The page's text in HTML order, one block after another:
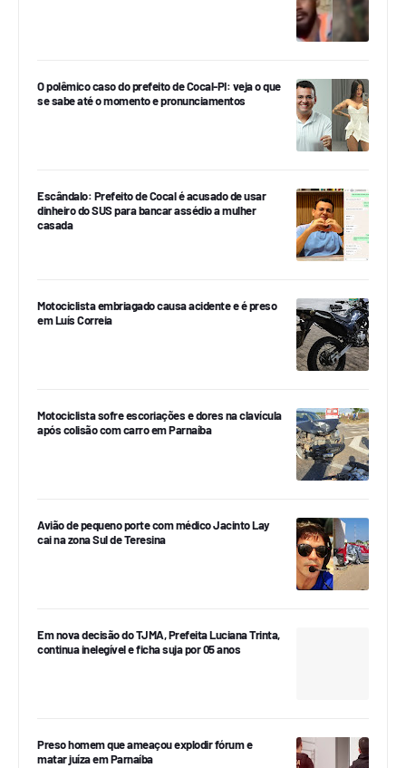
O polêmico caso do prefeito de Cocal-PI: veja o que
se sabe até o momento e pronunciamentos
Escândalo: Prefeito de Cocal é acusado de usar
dinheiro do SUS para bancar assédio a mulher
casada
Motociclista embriagado causa acidente e é preso
em Luís Correia
Motociclista sofre escoriações e dores na clavícula
após colisão com carro em Parnaíba
Avião de pequeno porte com médico Jacinto Lay
cai na zona Sul de Teresina
Em nova decisão do TJMA, Prefeita Luciana Trinta,
continua inelegível e ficha suja por 05 anos
Preso homem que ameaçou explodir fórum e
matar juíza em Parnaíba